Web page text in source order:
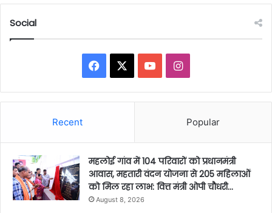
Social
Facebook YouTubeInstagram
Recent Popular
महलोई गांव में 104 परिवारों को प्रधानमंत्री
आवास, महतारी वंदन योजना से 205 महिलाओं
को मिल रहा लाभ: वित्त मंत्री ओपी चौधरी…
August 8, 2026